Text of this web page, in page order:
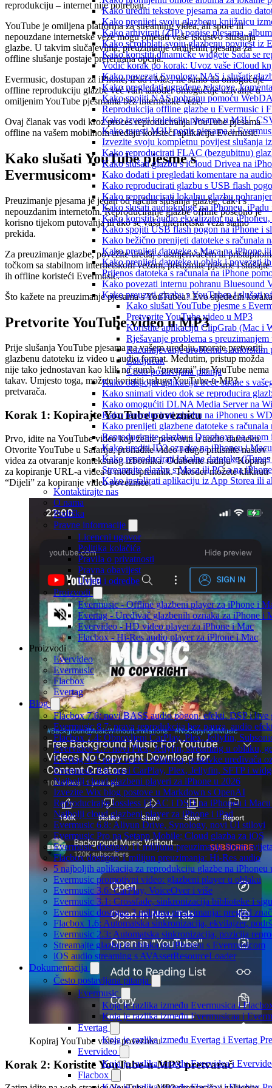
Kako urediti tekstove pjesama za audio
Kako prenijeti svoju glazbenu knjižnicu
Kako arhivirati (ZIP) popise pjesama,
Kako scrobblati svoju glazbenu povijest iz
Kako koristiti dinamičke widgete Sada se
Vodič korak po korak: Uvoz vaše iCloud
Kako povezati Synology NAS i slušati
Kako pregledati ugrađene tekstove,
Kako spojiti NAS pohranu pomoću
Reprodukcija offline glazbe u Evermusic i
Kako izvesti kolekciju pjesama u M3U,
Kako uvesti M3U popis pjesama u
Izvezite svoju kompletnu povijest slušanja
Kako reproducirati FLAC (bezgubitnu)
Kako slušati glazbu s iCloud Drivea na
Kako dodati i pregledati komentare na
Kako reproducirati glazbu s USB flash
Kako reproducirati lokalnu glazbu
Kako slušati audioknjige na iPhoneu,
Kako koristiti audio ekvalizator na
Kako spojiti USB flash pogon na iPhone i
Kako bežično prenijeti datoteke s računala
Kako prenijeti datoteke s Maca na iPhone
Kako prenijeti datoteke u oblak i povezati
Prijenos datoteka s računala na iPhone
Kako povezati internu pohranu Bluesound
Kako preuzeti glazbu s YouTubea i slušati
Kako slušati YouTube pjesme s
Pretvorite YouTube video u MP3
Koristite aplikaciju ClipGrab (Mac i
Rješavanje problema s
Razumijevanje problema s autorskim
Zaključak
Često postavljana pitanja
Kako odspojiti aplikaciju treće strane s
Kako snimati video dok se reproducira
Kako omogućiti DLNA Media Server na
Kako reproducirati glazbu na iPhoneu s
Kako prenijeti glazbene datoteke s
Reproducirajte glazbu s Dropboxa na
Kako urediti ID3 oznake na iPhoneu i Macu
Kako reproducirati lokalne datoteke
Streamajte glazbu s Maca ili PC-a na
Kako instalirati aplikaciju iz App Storea ili
Kontaktirajte nas
O nama
Podrška
Pravne informacije
Licencni ugovor
Politika kolačića
Pravila o privatnosti
Pravna obavijest
Uvjeti i odredbe
Proizvodi
Evermusic - Offline glazbeni player za iPhone i
Evertag - Uređivač glazbenih oznaka za iPhone i
Evervideo - HD video player za iPhone i Mac
Flacbox - Hi-Res audio player za iPhone i Mac
Proizvodi
Evervideo
Evermusic
Flacbox
Evertag
Blog
Flacbox 7.6: novi BASS audio pogon, efekti, DSP i live
Evermusic 8.7: prava reprodukcija bez pauza, audio
Flacbox 7.4: Obnovljeni CarPlay, Plex, Jellyfin,
Evervideo 1.7: novi Plex, Jellyfin, streaming u oblaku,
Evertag 4.2: nove veze s oblakom, postavke uređivača
Evermusic 8.6: novi CarPlay, Plex, Jellyfin, SFTP i
Najbolji cloud glazbeni playeri za iPhone u 2026
Izvezite Wix blog postove u Markdown s OpenAI
Reproducirajte lossless FLAC i DSD na iPhoneu i
Najbolji cloud glazbeni player za iPhone i iPad
Evermusic 6.8: Aliyun Drive, Synology, novi UI stilovi
Evermusic Pro na Setapp Mobile: Cloud glazba za iOS
Evermusic dostigao 11 milijuna preuzimanja širom
Flacbox dostigao 1 milijun preuzimanja: Hi-Res audio
5 najboljih aplikacija za reprodukciju glazbe na iPhoneu
Evermusic promotivni video: glazbeni player u oblaku
Evermusic 3.6: CarPlay, VoiceOver i više
Evermusic 3.1: Crossfade, sinkronizacija biblioteke i
Evermusic dostigao 3 milijuna preuzimanja: pregled
Flacbox 1.6: Automatska sinkronizacija, ekvilajzer,
Evermusic 2.3: Automatska sinkronizacija, pozicija
Streamajte glazbu iz oblaka na iPhoneu s Evermusicom
iOS audio streaming s AVAssetResourceLoader
Dokumentacija
Često postavljana pitanja
Evermusic
Koja je razlika između Evermusica i
Koja je razlika između Evermusicaa i
Evertag
Koja je razlika između Evertag i Evertag
Evervideo
Koja je razlika između Evervidea i
Flacbox
reprodukciju – internet nije potreban.
YouTube je omiljena platforma za streaming videa, ali spore ili
nepouzdane internetske veze mogu ometati vaše iskustvo slušanja
glazbe. U takvim slučajevima, preuzimanje omiljenih pjesama za
offline slušanje postaje preferirana opcija.
Evermusic, dostupan za iPhone, iPad i Mac, ne samo da omogućuje
offline reprodukciju glazbe već vam također omogućuje uživanje u
omiljenim YouTube pjesmama bez internetske veze.
Ovaj članak vas vodi kroz proces reproduciranja YouTube pjesama
offline na vašem mobilnom uređaju koristeći aplikaciju Evermusic.
Kako slušati YouTube pjesme s
Evermusicom
Preuzimanje pjesama je jedan od načina slušanja glazbe, čak i s
nepouzdanim internetom. Reproduciranje glazbe offline posebno je
korisno tijekom putovanja ili ako se vaša internetska veza stalno
prekida.
Za preuzimanje glazbe, povežite uređaj s usmjerivačem ili pristupnom
točkom sa stabilnom internetskom vezom, preuzmite pjesme i slušajte
ih offline koristeći Evermusic.
Što kažete na preuzimanje pjesama s YouTubea? Evo sljedećih
Pretvorite YouTube video u MP3
Prije slušanja YouTube pjesama na vašem uređaju, morate pretvoriti
glazbenu datoteku iz video u audio format. Međutim, pristup možda
nije tako jednostavan kao klik na gumb “preuzmi” jer YouTube nema
takav. Umjesto toga, možete koristiti usluge YouTube-u-MP3
pretvarača.
Korak 1: Kopirajte YouTube poveznicu
Prvo, idite na YouTube video koji želite pretvoriti u audio datoteku.
Otvorite YouTube u Safariju, pronađite video i dugo pritisnite naslov
videa za otvaranje kontekstnog izbornika. Odaberite radnju “Kopiraj”
za kopiranje URL-a videa u međuspremnik. Također možete kliknuti
“Dijeli” za kopiranje video poveznice.
Kopiraj YouTube video poveznicu
Korak 2: Koristite YouTube-u-MP3 pretvarač